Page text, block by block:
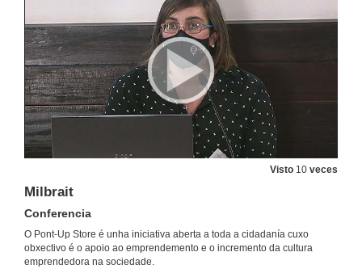
Visto 10 veces
Milbrait
Conferencia
O Pont-Up Store é unha iniciativa aberta a toda a cidadanía cuxo
obxectivo é o apoio ao emprendemento e o incremento da cultura
emprendedora na sociedade.